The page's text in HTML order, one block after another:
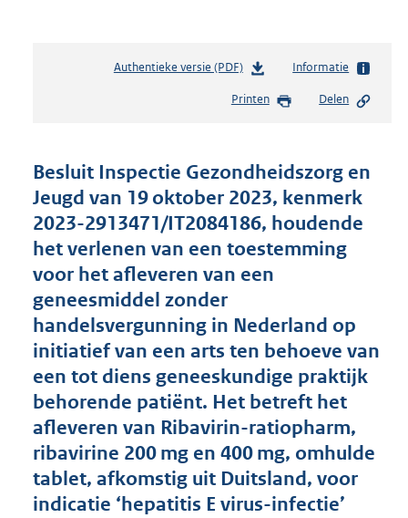
Authentieke versie (PDF)b
s
d
s
g
o
o
t
e
:
1
5
K
b
Informatie
Printen Delen
Besluit Inspectie Gezondheidszorg en
Jeugd van 19 oktober 2023, kenmerk
2023-2913471/IT2084186, houdende
het verlenen van een toestemming
voor het afleveren van een
geneesmiddel zonder
handelsvergunning in Nederland op
initiatief van een arts ten behoeve van
een tot diens geneeskundige praktijk
behorende patiënt. Het betreft het
afleveren van Ribavirin-ratiopharm,
ribavirine 200 mg en 400 mg, omhulde
tablet, afkomstig uit Duitsland, voor
indicatie ‘hepatitis E virus-infectie’